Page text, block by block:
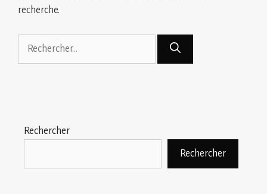
recherche.
Rechercher :
Rechercher
Rechercher